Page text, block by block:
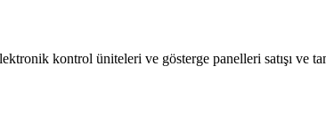
kontrol üniteleri ve gösterge panelleri satışı ve